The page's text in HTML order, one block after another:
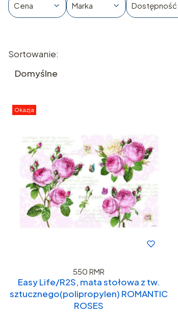
Cena Marka Dostępność
Lista produktów
Sortowanie:
Domyślne
Okazja
550 RMR
Easy Life/R2S, mata stołowa z tw.
sztucznego(polipropylen) ROMANTIC
ROSES